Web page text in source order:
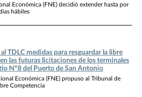
Económica (FNE) decidió extender hasta por
hábiles
TDLC medidas para resguardar la libre
las futuras licitaciones de los terminales
N°8 del Puerto de San Antonio
Económica (FNE) propuso al Tribunal de
Competencia